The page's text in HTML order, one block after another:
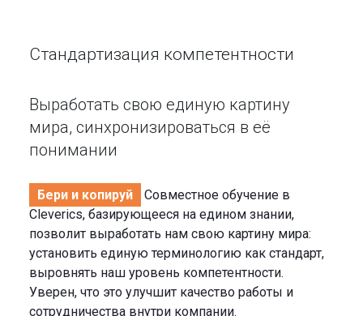
Стандартизация компетентности
Выработать свою единую картину
мира, синхронизироваться в её
понимании
Бери и копируй
Совместное обучение в
Cleverics, базирующееся на едином знании,
позволит выработать нам свою картину мира:
установить единую терминологию как стандарт,
выровнять наш уровень компетентности.
Уверен, что это улучшит качество работы и
сотрудничества внутри компании.